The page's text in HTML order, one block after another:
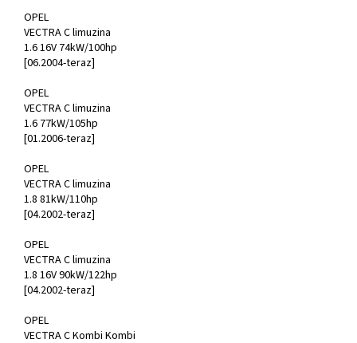
OPEL
VECTRA C limuzina
1.6 16V 74kW/100hp
[06.2004-teraz]
OPEL
VECTRA C limuzina
1.6 77kW/105hp
[01.2006-teraz]
OPEL
VECTRA C limuzina
1.8 81kW/110hp
[04.2002-teraz]
OPEL
VECTRA C limuzina
1.8 16V 90kW/122hp
[04.2002-teraz]
OPEL
VECTRA C Kombi Kombi